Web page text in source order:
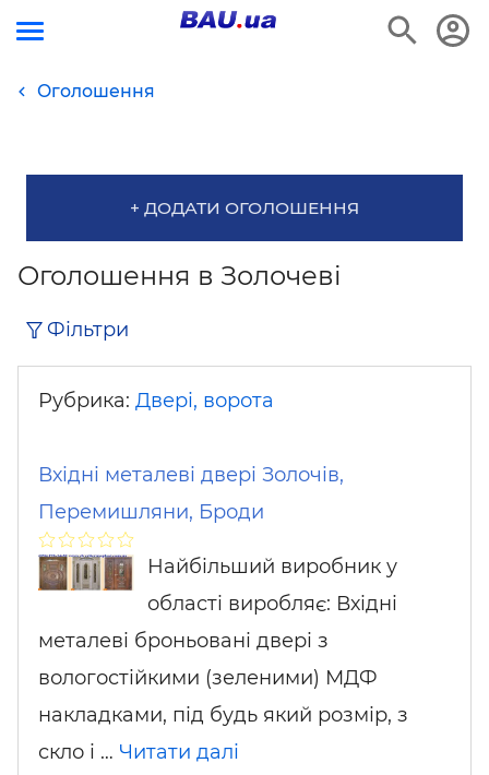
Оголошення
+ ДОДАТИ ОГОЛОШЕННЯ
Оголошення в Золочеві
Фільтри
Рубрика: Двері, ворота
Вхідні металеві двері Золочів,
Перемишляни, Броди
Найбільший виробник у
області виробляє: Вхідні
металеві броньовані двері з
вологостійкими (зеленими) МДФ
накладками, під будь який розмір, з
скло і … Читати далі